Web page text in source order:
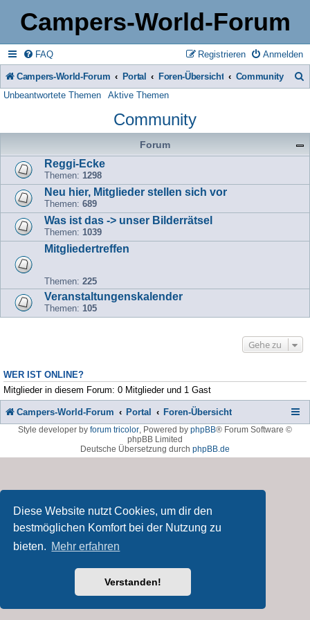
Diese Website nutzt Cookies, um dir den
bestmöglichen Komfort bei der Nutzung zu
bieten. Mehr erfahren
Verstanden!
Campers-World-Forum
FAQ Anmelden
Registrieren
Campers-World-Forum Portal Foren-Übersicht Community
h
e
Unbeantwortete Themen Aktive Themen
Community
Forum
Reggi-Ecke
Themen: 1298
Neu hier, Mitglieder stellen sich vor
Themen: 689
Was ist das -> unser Bilderrätsel
Themen: 1039
Mitgliedertreffen
Themen: 225
Veranstaltungenskalender
Themen: 105
Gehe zu
WER IST ONLINE?
Mitglieder in diesem Forum: 0 Mitglieder und 1 Gast
Campers-World-Forum Portal Foren-Übersicht
Style developer by forum tricolor, Powered by phpBB® Forum Software ©
phpBB Limited
Deutsche Übersetzung durch phpBB.de